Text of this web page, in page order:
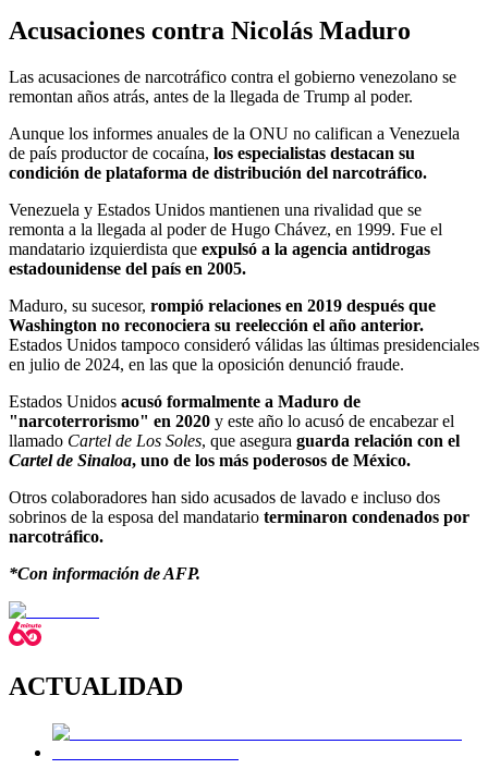
Acusaciones contra Nicolás Maduro
Las acusaciones de narcotráfico contra el gobierno venezolano se
remontan años atrás, antes de la llegada de Trump al poder.
Aunque los informes anuales de la ONU no califican a Venezuela
de país productor de cocaína, los especialistas destacan su
condición de plataforma de distribución del narcotráfico.
Venezuela y Estados Unidos mantienen una rivalidad que se
remonta a la llegada al poder de Hugo Chávez, en 1999. Fue el
mandatario izquierdista que expulsó a la agencia antidrogas
estadounidense del país en 2005.
Maduro, su sucesor, rompió relaciones en 2019 después que
Washington no reconociera su reelección el año anterior.
Estados Unidos tampoco consideró válidas las últimas presidenciales
en julio de 2024, en las que la oposición denunció fraude.
Estados Unidos acusó formalmente a Maduro de
"narcoterrorismo" en 2020 y este año lo acusó de encabezar el
llamado Cartel de Los Soles, que asegura guarda relación con el
Cartel de Sinaloa, uno de los más poderosos de México.
Otros colaboradores han sido acusados de lavado e incluso dos
sobrinos de la esposa del mandatario terminaron condenados por
narcotráfico.
*Con información de AFP.
ACTUALIDAD